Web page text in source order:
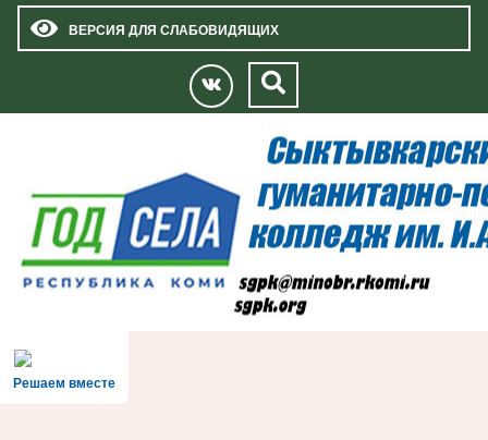
ВЕРСИЯ ДЛЯ СЛАБОВИДЯЩИХ
Решаем вместе